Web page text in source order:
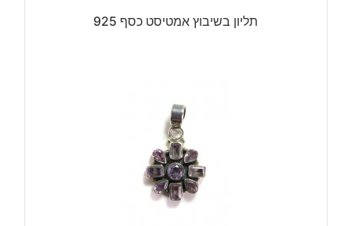
כסף
תליון בשיבוץ אמטיסט כסף 925